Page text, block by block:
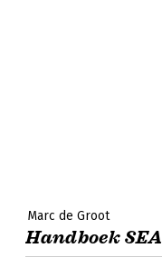
Marc de Groot
Handboek SEA